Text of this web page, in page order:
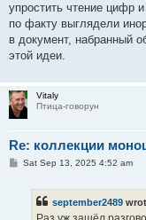
упростить чтение цифр
по факту выглядели
в документ, набранный
этой идеи.
Vitaly
Птица-говорун
Re: коллекции
PSat Sep 13, 2025 4:52 am
september2489